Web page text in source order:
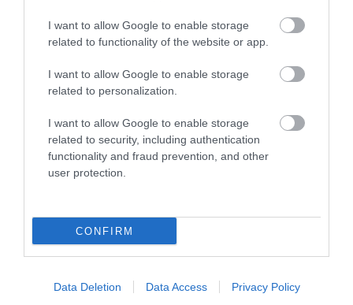
I want to allow Google to enable storage
related to functionality of the website or app.
I want to allow Google to enable storage
related to personalization.
I want to allow Google to enable storage
related to security, including authentication
functionality and fraud prevention, and other
user protection.
CONFIRM
Data Deletion Data Access Privacy Policy
5 h 56 min
5 Hidden Signs You Have Worms Inside Your
More